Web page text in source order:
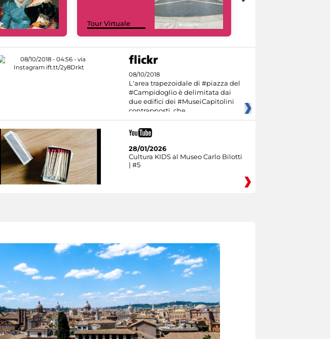
Tour Virtuale
08/10/2018
L'area trapezoidale di #piazza del
#Campidoglio è delimitata dai
due edifici dei #MuseiCapitolini
contrapposti, che
28/01/2026
Cultura KIDS al Museo Carlo Bilotti
| #5